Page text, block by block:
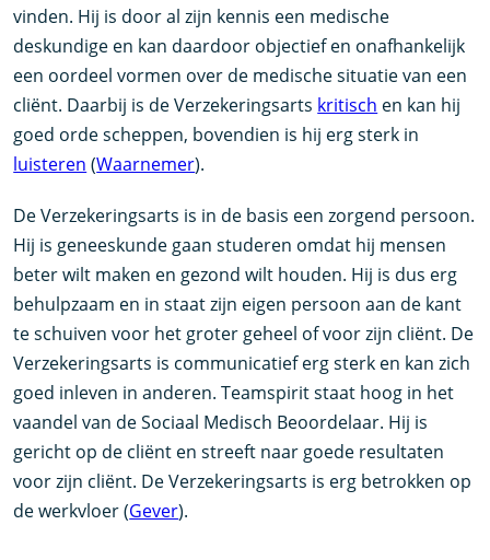
vinden. Hij is door al zijn kennis een medische
deskundige en kan daardoor objectief en onafhankelijk
een oordeel vormen over de medische situatie van een
cliënt. Daarbij is de Verzekeringsarts kritisch en kan hij
goed orde scheppen, bovendien is hij erg sterk in
luisteren (Waarnemer).
De Verzekeringsarts is in de basis een zorgend persoon.
Hij is geneeskunde gaan studeren omdat hij mensen
beter wilt maken en gezond wilt houden. Hij is dus erg
behulpzaam en in staat zijn eigen persoon aan de kant
te schuiven voor het groter geheel of voor zijn cliënt. De
Verzekeringsarts is communicatief erg sterk en kan zich
goed inleven in anderen. Teamspirit staat hoog in het
vaandel van de Sociaal Medisch Beoordelaar. Hij is
gericht op de cliënt en streeft naar goede resultaten
voor zijn cliënt. De Verzekeringsarts is erg betrokken op
de werkvloer (Gever).